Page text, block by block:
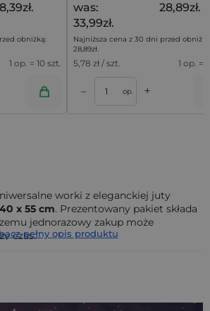
obniżką:
1 op. = 10 szt.
was:
33,99zł.
28,89zł.
Najniższa cena z 30 dni przed
28,89zł.
5,78 zł / szt. 1 op. =
– op. +
do koszyka
worki z eleganckiej juty
40 x 55 cm. Prezentowany pakiet składa
jednorazowy zakup może
czas.
one wytrzymałą budową i
pełny opis produktu